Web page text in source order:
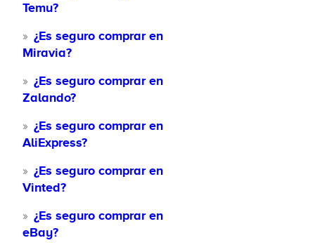
Temu?
¿Es seguro comprar en
Miravia?
¿Es seguro comprar en
Zalando?
¿Es seguro comprar en
AliExpress?
¿Es seguro comprar en
Vinted?
¿Es seguro comprar en
eBay?